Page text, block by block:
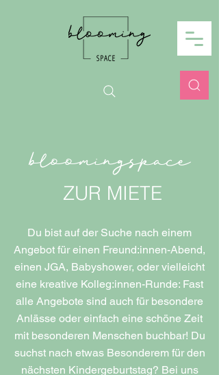
bloomingspace
ZUR MIETE
Du bist auf der Suche nach einem
Angebot für einen Freund:innen-Abend,
einen JGA, Babyshower, oder vielleicht
eine kreative Kolleg:innen-Runde: Fast
alle Angebote sind auch für besondere
Anlässe oder einfach eine schöne Zeit
mit besonderen Menschen buchbar! Du
suchst nach etwas Besonderem für den
nächsten Kindergeburtstag? Bei uns